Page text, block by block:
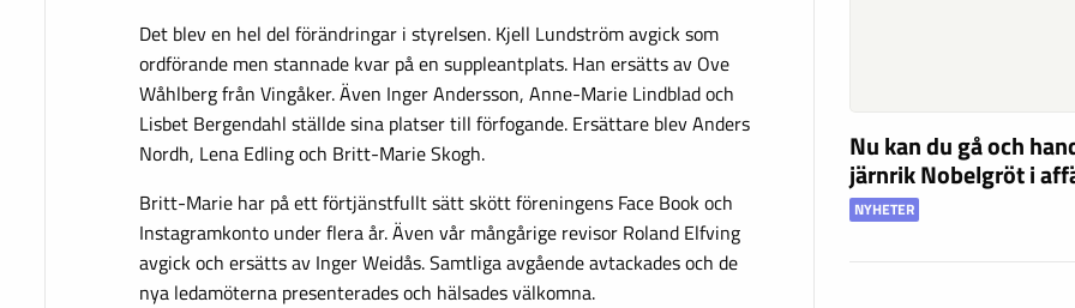
Det blev en hel del förändringar i styrelsen. Kjell Lundström avgick som
ordförande men stannade kvar på en suppleantplats. Han ersätts av Ove
Wåhlberg från Vingåker. Även Inger Andersson, Anne-Marie Lindblad och
Lisbet Bergendahl ställde sina platser till förfogande. Ersättare blev Anders
Nordh, Lena Edling och Britt-Marie Skogh.
Britt-Marie har på ett förtjänstfullt sätt skött föreningens Face Book och
Instagramkonto under flera år. Även vår mångårige revisor Roland Elfving
avgick och ersätts av Inger Weidås. Samtliga avgående avtackades och de
nya ledamöterna presenterades och hälsades välkomna.
Nu kan du gå och
järnrik Nobelgröt i
NYHETER